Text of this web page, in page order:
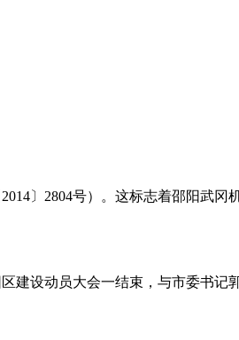
〕2804号）。这标志着邵阳武
建设动员大会一结束，与市委书